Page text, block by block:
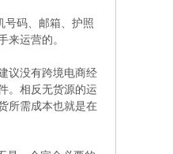
号码、邮箱、护照
来运营的。
议没有跨境电商经
。相反无货源的运
所需成本也就是在